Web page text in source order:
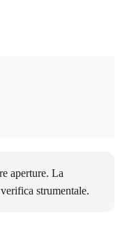
aperture. La
strumentale.